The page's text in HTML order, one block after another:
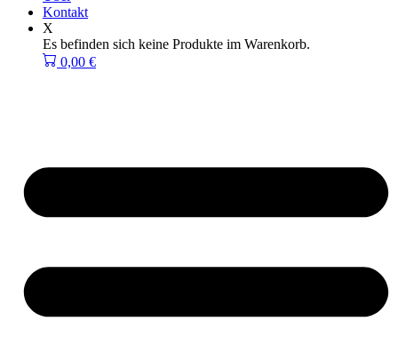
Kontakt
X
Es befinden sich keine Produkte im Warenkorb.
0,00 €